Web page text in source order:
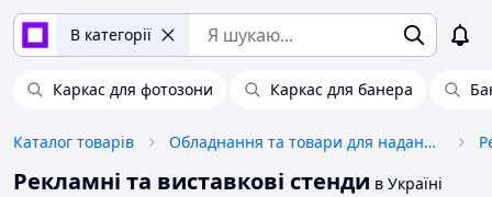
В категорії
Каркас для фотозони Каркас для банера
Каталог товарів Обладнання та товари для надання послуг
Рекламні та виставкові стенди в Україні